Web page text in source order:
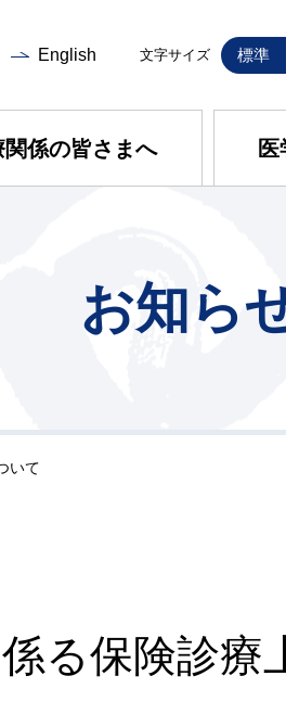
English 文字サイズ 標準
係の皆さまへ
お知ら
いて
る保険診療